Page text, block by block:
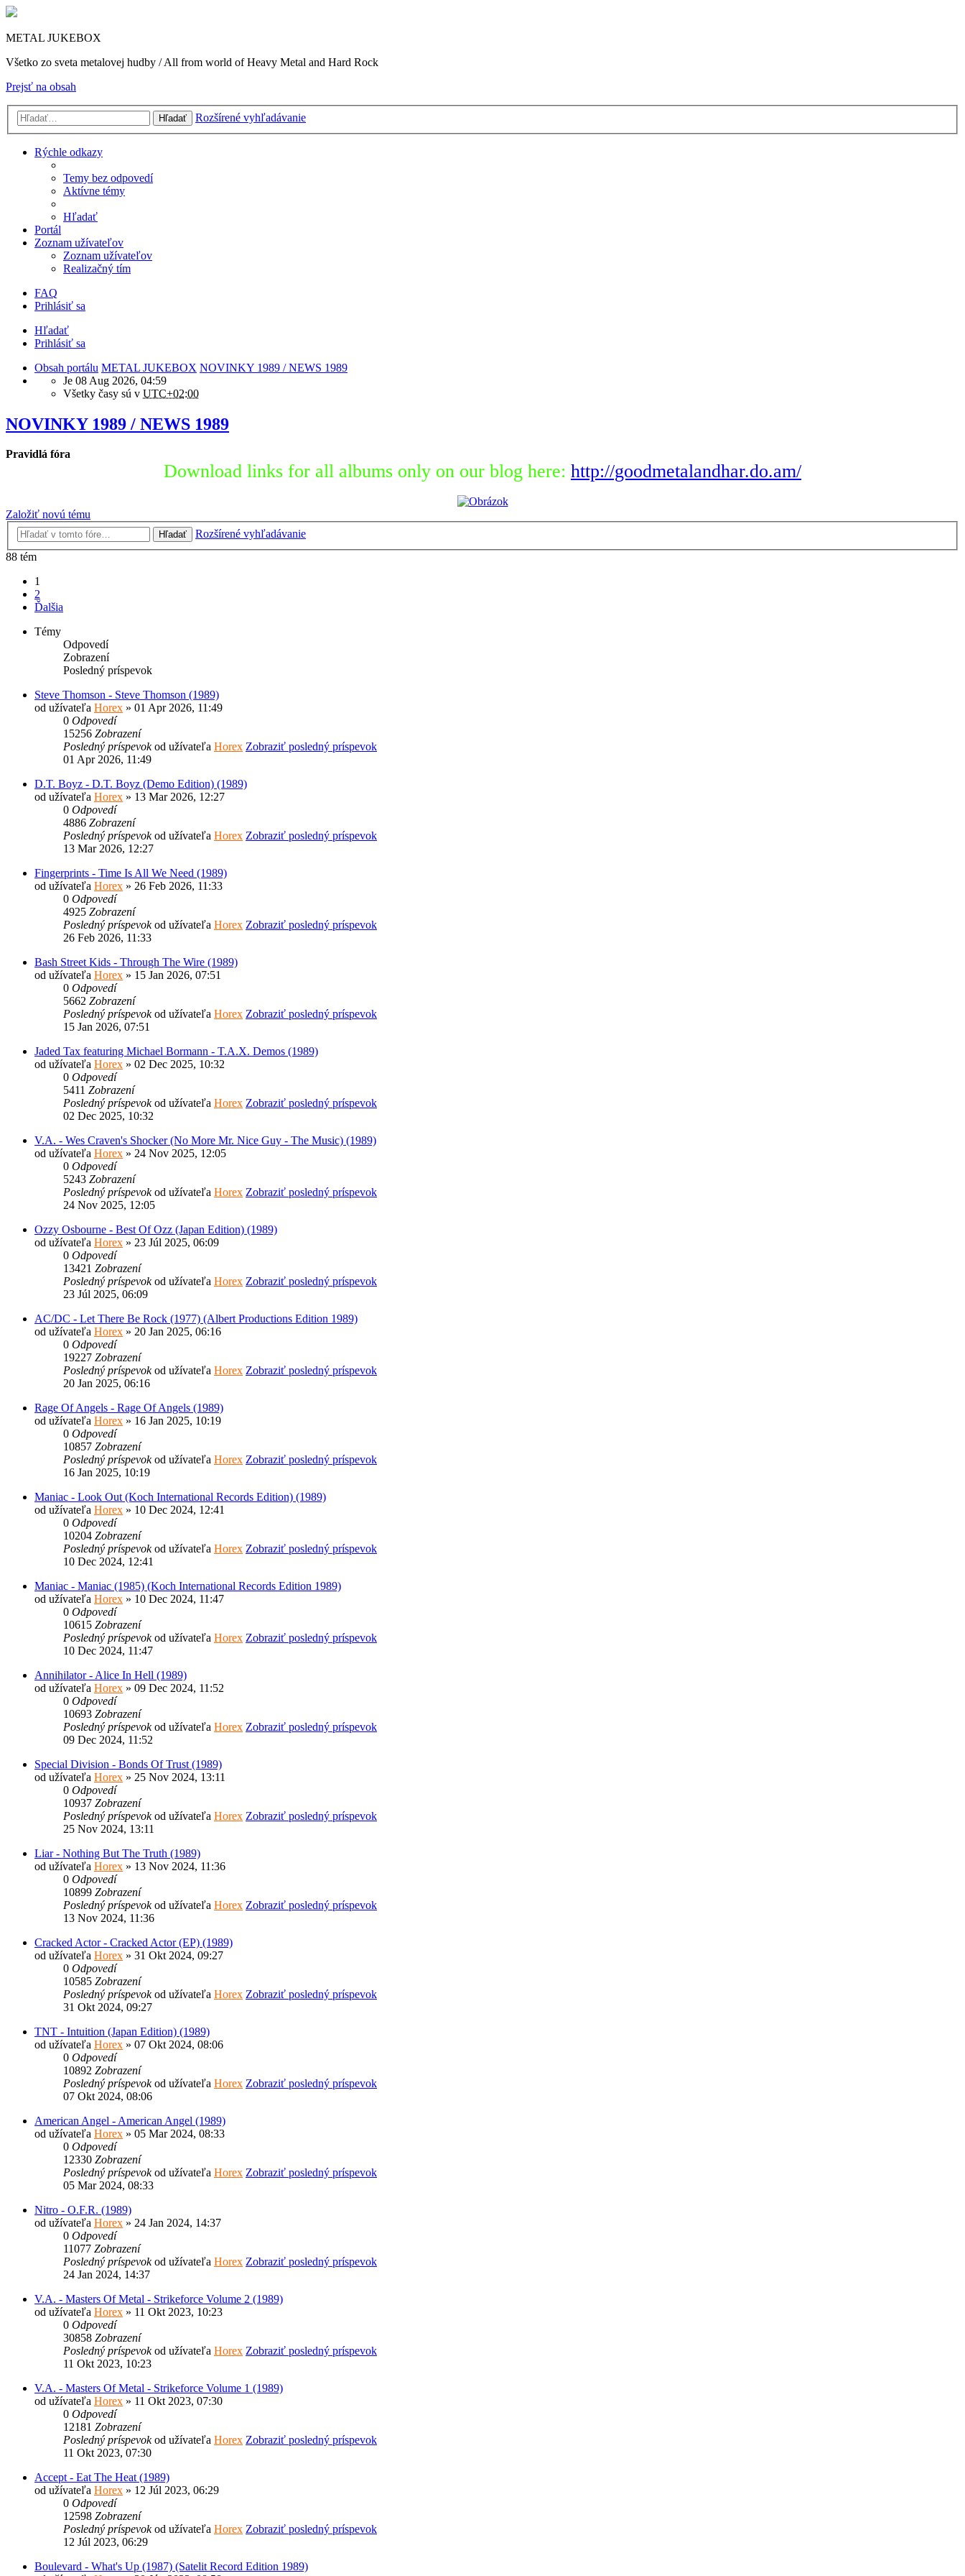
METAL JUKEBOX
Všetko zo sveta metalovej hudby / All from world of Heavy Metal and Hard Rock
Prejsť na obsah
Hľadať Rozšírené vyhľadávanie
Rýchle odkazy
Temy bez odpovedí
Aktívne témy
Hľadať
Portál
Zoznam užívateľov
Zoznam užívateľov
Realizačný tím
FAQ
Prihlásiť sa
Hľadať
Prihlásiť sa
Obsah portálu METAL JUKEBOX NOVINKY 1989 / NEWS 1989
Je 08 Aug 2026, 04:59
Všetky časy sú v UTC+02:00
NOVINKY 1989 / NEWS 1989
Pravidlá fóra
Download links for all albums only on our blog here: http://goodmetalandhar.do.am/
Založiť novú tému
Hľadať
Rozšírené vyhľadávanie
88 tém
1
2
Ďalšia
Témy
Odpovedí
Zobrazení
Posledný príspevok
Steve Thomson - Steve Thomson (1989)
od užívateľa Horex » 01 Apr 2026, 11:49
0 Odpovedí
15256 Zobrazení
Posledný príspevokod užívateľa Horex Zobraziť posledný príspevok
01 Apr 2026, 11:49
D.T. Boyz - D.T. Boyz (Demo Edition) (1989)
od užívateľa Horex » 13 Mar 2026, 12:27
0 Odpovedí
4886 Zobrazení
Posledný príspevokod užívateľa Horex Zobraziť posledný príspevok
13 Mar 2026, 12:27
Fingerprints - Time Is All We Need (1989)
od užívateľa Horex » 26 Feb 2026, 11:33
0 Odpovedí
4925 Zobrazení
Posledný príspevokod užívateľa Horex Zobraziť posledný príspevok
26 Feb 2026, 11:33
Bash Street Kids - Through The Wire (1989)
od užívateľa Horex » 15 Jan 2026, 07:51
0 Odpovedí
5662 Zobrazení
Posledný príspevokod užívateľa Horex Zobraziť posledný príspevok
15 Jan 2026, 07:51
Jaded Tax featuring Michael Bormann - T.A.X. Demos (1989)
od užívateľa Horex » 02 Dec 2025, 10:32
0 Odpovedí
5411 Zobrazení
Posledný príspevokod užívateľa Horex Zobraziť posledný príspevok
02 Dec 2025, 10:32
V.A. - Wes Craven's Shocker (No More Mr. Nice Guy - The Music) (1989)
od užívateľa Horex » 24 Nov 2025, 12:05
0 Odpovedí
5243 Zobrazení
Posledný príspevokod užívateľa Horex Zobraziť posledný príspevok
24 Nov 2025, 12:05
Ozzy Osbourne - Best Of Ozz (Japan Edition) (1989)
od užívateľa Horex » 23 Júl 2025, 06:09
0 Odpovedí
13421 Zobrazení
Posledný príspevokod užívateľa Horex Zobraziť posledný príspevok
23 Júl 2025, 06:09
AC/DC - Let There Be Rock (1977) (Albert Productions Edition 1989)
od užívateľa Horex » 20 Jan 2025, 06:16
0 Odpovedí
19227 Zobrazení
Posledný príspevokod užívateľa Horex Zobraziť posledný príspevok
20 Jan 2025, 06:16
Rage Of Angels - Rage Of Angels (1989)
od užívateľa Horex » 16 Jan 2025, 10:19
0 Odpovedí
10857 Zobrazení
Posledný príspevokod užívateľa Horex Zobraziť posledný príspevok
16 Jan 2025, 10:19
Maniac - Look Out (Koch International Records Edition) (1989)
od užívateľa Horex » 10 Dec 2024, 12:41
0 Odpovedí
10204 Zobrazení
Posledný príspevokod užívateľa Horex Zobraziť posledný príspevok
10 Dec 2024, 12:41
Maniac - Maniac (1985) (Koch International Records Edition 1989)
od užívateľa Horex » 10 Dec 2024, 11:47
0 Odpovedí
10615 Zobrazení
Posledný príspevokod užívateľa Horex Zobraziť posledný príspevok
10 Dec 2024, 11:47
Annihilator - Alice In Hell (1989)
od užívateľa Horex » 09 Dec 2024, 11:52
0 Odpovedí
10693 Zobrazení
Posledný príspevokod užívateľa Horex Zobraziť posledný príspevok
09 Dec 2024, 11:52
Special Division - Bonds Of Trust (1989)
od užívateľa Horex » 25 Nov 2024, 13:11
0 Odpovedí
10937 Zobrazení
Posledný príspevokod užívateľa Horex Zobraziť posledný príspevok
25 Nov 2024, 13:11
Liar - Nothing But The Truth (1989)
od užívateľa Horex » 13 Nov 2024, 11:36
0 Odpovedí
10899 Zobrazení
Posledný príspevokod užívateľa Horex Zobraziť posledný príspevok
13 Nov 2024, 11:36
Cracked Actor - Cracked Actor (EP) (1989)
od užívateľa Horex » 31 Okt 2024, 09:27
0 Odpovedí
10585 Zobrazení
Posledný príspevokod užívateľa Horex Zobraziť posledný príspevok
31 Okt 2024, 09:27
TNT - Intuition (Japan Edition) (1989)
od užívateľa Horex » 07 Okt 2024, 08:06
0 Odpovedí
10892 Zobrazení
Posledný príspevokod užívateľa Horex Zobraziť posledný príspevok
07 Okt 2024, 08:06
American Angel - American Angel (1989)
od užívateľa Horex » 05 Mar 2024, 08:33
0 Odpovedí
12330 Zobrazení
Posledný príspevokod užívateľa Horex Zobraziť posledný príspevok
05 Mar 2024, 08:33
Nitro - O.F.R. (1989)
od užívateľa Horex » 24 Jan 2024, 14:37
0 Odpovedí
11077 Zobrazení
Posledný príspevokod užívateľa Horex Zobraziť posledný príspevok
24 Jan 2024, 14:37
V.A. - Masters Of Metal - Strikeforce Volume 2 (1989)
od užívateľa Horex » 11 Okt 2023, 10:23
0 Odpovedí
30858 Zobrazení
Posledný príspevokod užívateľa Horex Zobraziť posledný príspevok
11 Okt 2023, 10:23
V.A. - Masters Of Metal - Strikeforce Volume 1 (1989)
od užívateľa Horex » 11 Okt 2023, 07:30
0 Odpovedí
12181 Zobrazení
Posledný príspevokod užívateľa Horex Zobraziť posledný príspevok
11 Okt 2023, 07:30
Accept - Eat The Heat (1989)
od užívateľa Horex » 12 Júl 2023, 06:29
0 Odpovedí
12598 Zobrazení
Posledný príspevokod užívateľa Horex Zobraziť posledný príspevok
12 Júl 2023, 06:29
Boulevard - What's Up (1987) (Satelit Record Edition 1989)